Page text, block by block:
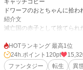
キャッチコピー
ドワーフのおとちゃんに拾
紹介文
滅亡国の赤子として捨てられ
目の人生を始めた。 三歳で
を最適化するほどのチート能
の温かな愛に育てられた転生
HOTランキング 最高1位
24h.ポイント 120pt
ファンタジー
転生 異